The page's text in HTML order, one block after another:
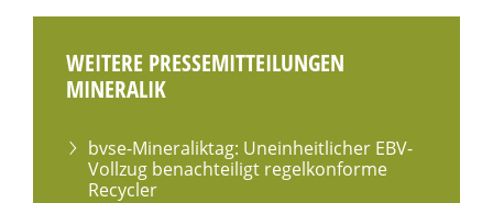
WEITERE PRESSEMITTEILUNGEN
MINERALIK
bvse-Mineraliktag: Uneinheitlicher EBV-
Vollzug benachteiligt regelkonforme
Recycler